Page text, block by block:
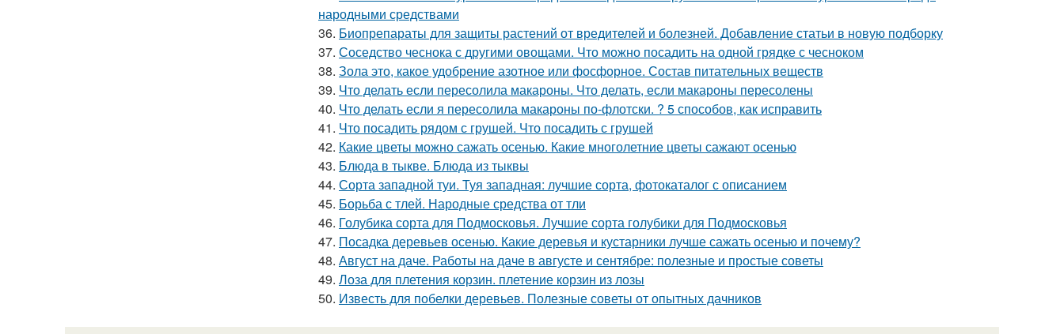
народными средствами
36. Биопрепараты для защиты растений от вредителей и болезней. Добавление статьи в новую подборку
37. Соседство чеснока с другими овощами. Что можно посадить на одной грядке с чесноком
38. Зола это, какое удобрение азотное или фосфорное. Состав питательных веществ
39. Что делать если пересолила макароны. Что делать, если макароны пересолены
40. Что делать если я пересолила макароны по-флотски. ? 5 способов, как исправить
41. Что посадить рядом с грушей. Что посадить с грушей
42. Какие цветы можно сажать осенью. Какие многолетние цветы сажают осенью
43. Блюда в тыкве. Блюда из тыквы
44. Сорта западной туи. Туя западная: лучшие сорта, фотокаталог с описанием
45. Борьба с тлей. Народные средства от тли
46. Голубика сорта для Подмосковья. Лучшие сорта голубики для Подмосковья
47. Посадка деревьев осенью. Какие деревья и кустарники лучше сажать осенью и почему?
48. Август на даче. Работы на даче в августе и сентябре: полезные и простые советы
49. Лоза для плетения корзин. плетение корзин из лозы
50. Известь для побелки деревьев. Полезные советы от опытных дачников